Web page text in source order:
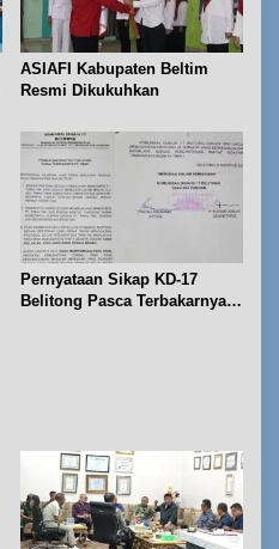
ASIAFI Kabupaten Beltim
Resmi Dikukuhkan
Pernyataan Sikap KD-17
Belitong Pasca Terbakarnya